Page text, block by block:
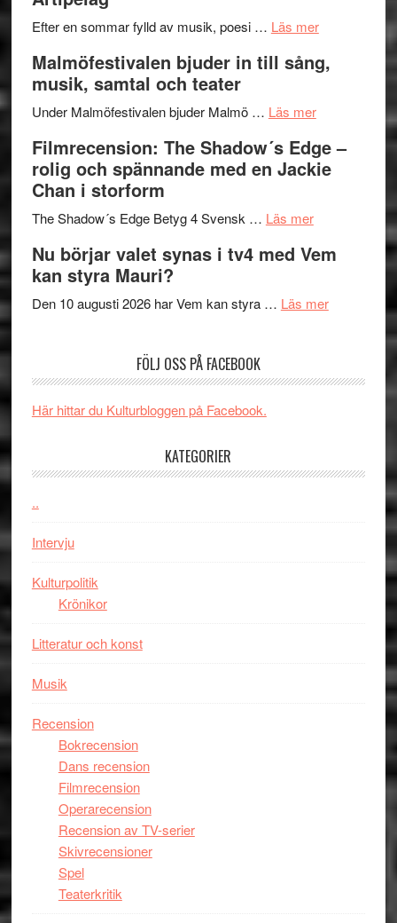
genrens
terräng
på
Efter en sommar fylld av musik, poesi … Läs merom
Endre,
Roland
Pöntinen
Artipelag
Malmöfestivalen bjuder in till sång,
musik, samtal och teater
Under Malmöfestivalen bjuder Malmö … Läs merom
bjuder
in
samtal
teater
Filmrecension: The Shadow´s Edge –
rolig och spännande med en Jackie
Chan i storform
The Shadow´s Edge Betyg 4 Svensk … Läs merom
Filmrecension:
The
´s
och
Jackie
Nu börjar valet synas i tv4 med Vem
kan styra Mauri?
Den 10 augusti 2026 har Vem kan styra … Läs merom
synas
Vem
FÖLJ OSS PÅ FACEBOOK
Här hittar du Kulturbloggen på Facebook.
KATEGORIER
..
Intervju
Kulturpolitik
Krönikor
Litteratur och konst
Musik
Recension
Bokrecension
Dans recension
Filmrecension
Operarecension
Recension av TV-serier
Skivrecensioner
Spel
Teaterkritik